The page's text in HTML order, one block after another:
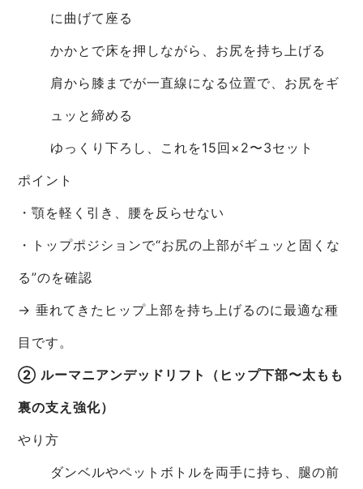
に曲げて座る
かかとで床を押しながら、お尻を持ち上げる
肩から膝までが一直線になる位置で、お尻をギ
ュッと締める
ゆっくり下ろし、これを15回×2〜3セット
ポイント
・顎を軽く引き、腰を反らせない
・トップポジションで“お尻の上部がギュッと固くな
る”のを確認
→ 垂れてきたヒップ上部を持ち上げるのに最適な種
目です。
② ルーマニアンデッドリフト（ヒップ下部〜太もも
裏の支え強化）
やり方
ダンベルやペットボトルを両手に持ち、腿の前